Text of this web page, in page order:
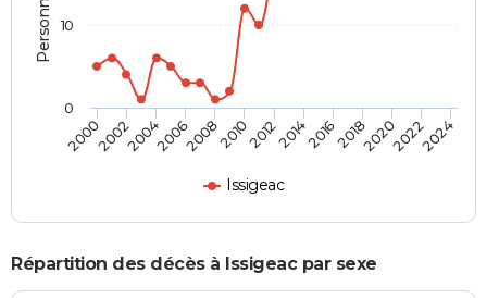
Issigeac
2000200220042006200820102012201420162018202020222024
0
10
Répartition des décès à Issigeac par sexe